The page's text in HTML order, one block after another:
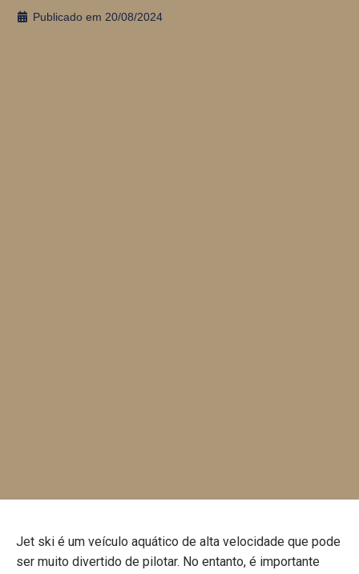
Publicado em 20/08/2024
Jet ski é um veículo aquático de alta velocidade que pode
ser muito divertido de pilotar. No entanto, é importante